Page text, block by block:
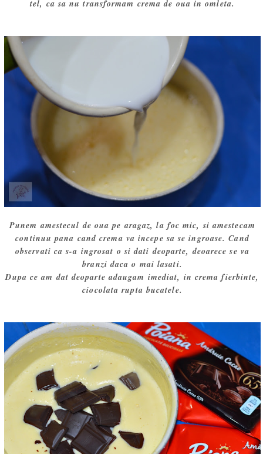
tel, ca sa nu transformam crema de oua in omleta.
Punem amestecul de oua pe aragaz, la foc mic, si amestecam
continuu pana cand crema va incepe sa se ingroase. Cand
observati ca s-a ingrosat o si dati deoparte, deoarece se va
branzi daca o mai lasati.
Dupa ce am dat deoparte adaugam imediat, in crema fierbinte,
ciocolata rupta bucatele.